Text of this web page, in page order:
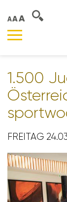
AAA
1.500
FREITAG